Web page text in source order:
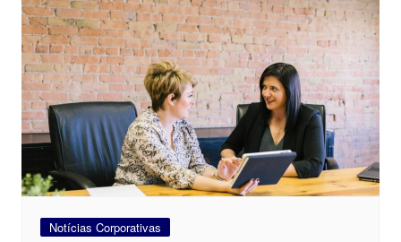
Notícias Corporativas